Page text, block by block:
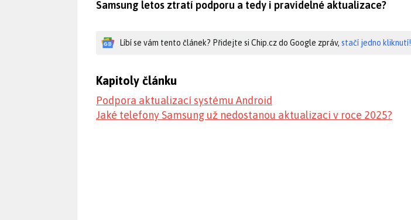
Samsung letos ztratí podporu a tedy i pravidelné aktualizace?
Líbí se vám tento článek? Přidejte si Chip.cz do Google zpráv, stačí jedno kliknutí!
Kapitoly článku
Podpora aktualizací systému Android
Jaké telefony Samsung už nedostanou aktualizaci v roce 2025?